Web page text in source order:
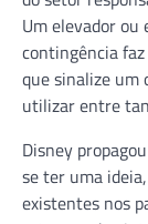
Um elevador ou
contingência
que sinalize um
utilizar entre
Disney
se ter uma
existentes nos